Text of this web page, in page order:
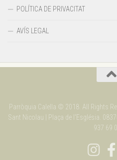
POLÍTICA DE PRIVACITAT
AVÍS LEGAL
Parròquia Calella © 2018. All Rights
Sant Nicolau | Plaça de l'Església.
937 69